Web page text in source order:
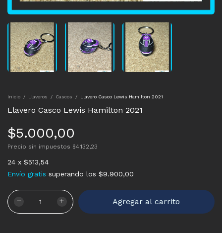
Inicio / Llaveros / Cascos / Llavero Casco Lewis Hamilton 2021
Llavero Casco Lewis Hamilton 2021
$5.000,00
Precio sin impuestos $4.132,23
24 x $513,54
Envío gratis superando los $9.900,00